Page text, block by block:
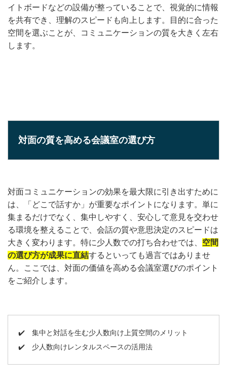
イトボードなどの設備が整っていることで、視覚的に情報
を共有でき、理解のスピードも向上します。目的に合った
空間を選ぶことが、コミュニケーションの質を大きく左右
します。
対面の質を高める会議室の選び方
対面コミュニケーションの効果を最大限に引き出すために
は、「どこで話すか」が重要なポイントになります。単に
集まるだけでなく、集中しやすく、安心して意見を交わせ
る環境を整えることで、会話の質や意思決定のスピードは
大きく変わります。特に少人数での打ち合わせでは、 空間
の選び方が成果に直結するといっても過言ではありませ
ん。ここでは、対面の価値を高める会議室選びのポイント
をご紹介します。
✔️ 集中と対話を生む少人数向け上質空間のメリット
✔️ 少人数向けレンタルスペースの活用法